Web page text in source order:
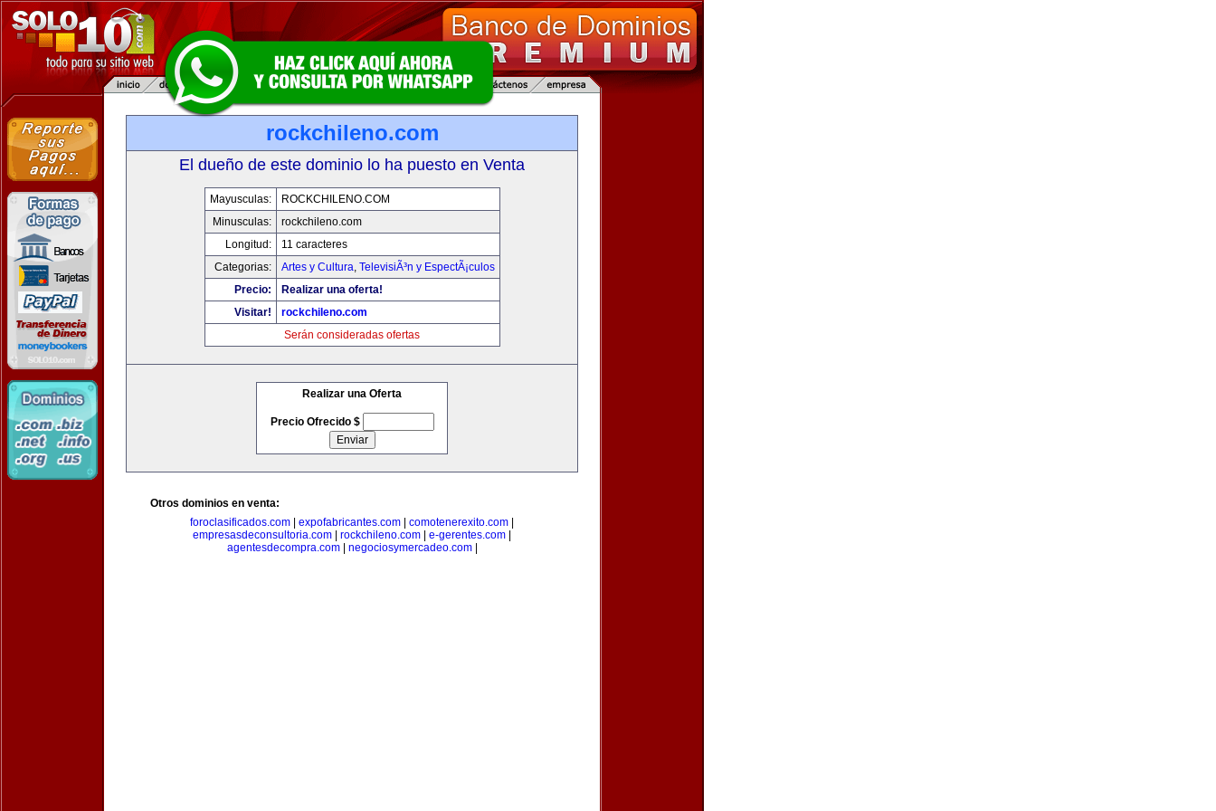
rockchileno.com
El dueño de este dominio lo ha puesto en Venta
Mayusculas:
ROCKCHILENO.COM
Minusculas:
rockchileno.com
Longitud:
11 caracteres
Categorias:
Artes y Cultura, TelevisiÃ³n y EspectÃ¡culos
Precio:
Realizar una oferta!
Visitar!
rockchileno.com
Serán consideradas ofertas
Realizar una Oferta
Precio Ofrecido $
Otros dominios en venta:
foroclasificados.com
expofabricantes.com comotenerexito.com
empresasdeconsultoria.com
rockchileno.com e-gerentes.com
agentesdecompra.com| negociosymercadeo.com|